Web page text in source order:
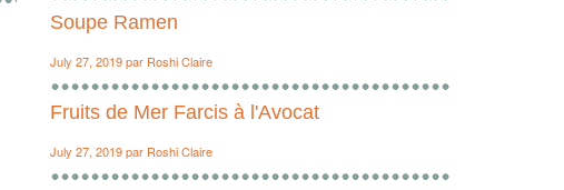
Soupe Ramen
July 27, 2019par Roshi Claire
Fruits de Mer Farcis à l'Avocat
July 27, 2019par Roshi Claire